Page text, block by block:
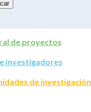
de proyectos
investigadores
de investigación